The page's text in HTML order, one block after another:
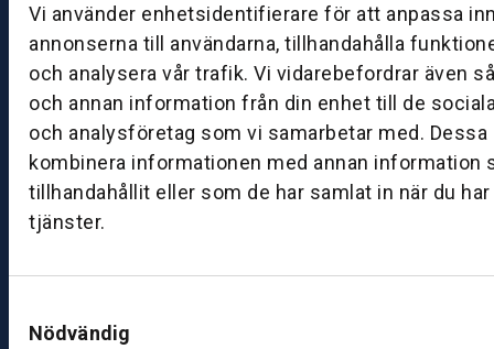
Vi använder enhetsidentifierare för att anpassa
annonserna till användarna, tillhandahålla
och analysera vår trafik. Vi vidarebefordrar även
och annan information från din enhet till de
och analysföretag som vi samarbetar med. Dessa
kombinera informationen med annan information
tillhandahållit eller som de har samlat in när du
tjänster.
Nödvändig
ö
v
d
e
ik
J
ö